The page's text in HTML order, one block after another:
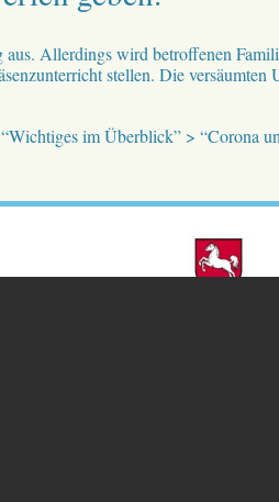
Allerdings wird betroffenen
stellen. Die versäumten
im Überblick” > “Corona